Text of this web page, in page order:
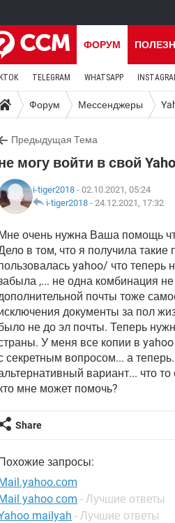
ФОРУМ
TELEGRAM WHATSAPP
Форум Мессенджеры
Предыдущая Тема
могу войти в свой
i-tiger2018 - 02.10.2021, 05:24
i-tiger2018 - 24.12.2021, 17:32
очень нужна Ваша помощь
в том, что я получила такие
yahoo/ что теперь
,... не одна комбинация
почты тоже
документы за пол
не до эл почты. Теперь
У меня все копии в
секретным вопросом... а
вариант... что то
мне может помочь?
Share
запросы:
yahoo соm - Лучшие ответы
mailyah - Лучшие ответы